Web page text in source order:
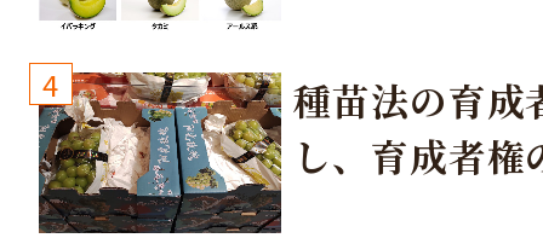
4
種苗法の育成
し、育成者権